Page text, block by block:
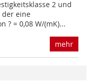
2 und
der eine
? = 0,08 W/(mK)...
mehr